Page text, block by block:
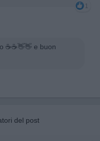
1
☕️☕️👋👋 e buon
del post